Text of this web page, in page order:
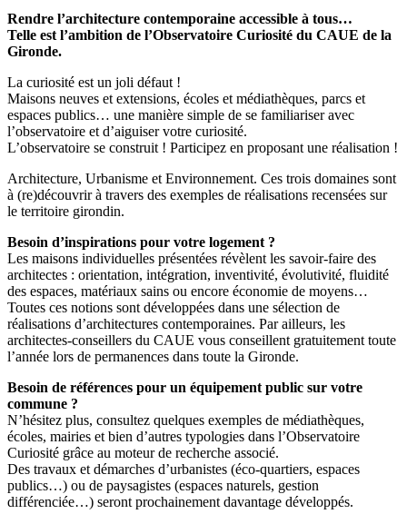
Rendre l’architecture contemporaine accessible à tous…
Telle est l’ambition de l’Observatoire Curiosité du CAUE de la
Gironde.
La curiosité est un joli défaut !
Maisons neuves et extensions, écoles et médiathèques, parcs et
espaces publics… une manière simple de se familiariser avec
l’observatoire et d’aiguiser votre curiosité.
L’observatoire se construit ! Participez en proposant une réalisation !
Architecture, Urbanisme et Environnement. Ces trois domaines sont
à (re)découvrir à travers des exemples de réalisations recensées sur
le territoire girondin.
Besoin d’inspirations pour votre logement ?
Les maisons individuelles présentées révèlent les savoir-faire des
architectes : orientation, intégration, inventivité, évolutivité, fluidité
des espaces, matériaux sains ou encore économie de moyens…
Toutes ces notions sont développées dans une sélection de
réalisations d’architectures contemporaines. Par ailleurs, les
architectes-conseillers du CAUE vous conseillent gratuitement toute
l’année lors de permanences dans toute la Gironde.
Besoin de références pour un équipement public sur votre
commune ?
N’hésitez plus, consultez quelques exemples de médiathèques,
écoles, mairies et bien d’autres typologies dans l’Observatoire
Curiosité grâce au moteur de recherche associé.
Des travaux et démarches d’urbanistes (éco-quartiers, espaces
publics…) ou de paysagistes (espaces naturels, gestion
différenciée…) seront prochainement davantage développés.